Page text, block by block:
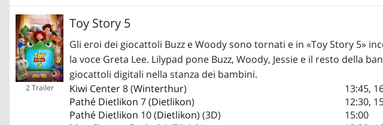
2 Trailer
Toy Story 5
Gli eroi dei giocattoli Buzz e Woody sono tornati e in «Toy Story 5»
la voce Greta Lee. Lilypad pone Buzz, Woody, Jessie e il resto della
giocattoli digitali nella stanza dei bambini.
Kiwi Center8 (Winterthur) 13:45,
Pathé Dietlikon 7 (Dietlikon) 12:30,
Pathé Dietlikon 10 (Dietlikon) (3D) 15:00